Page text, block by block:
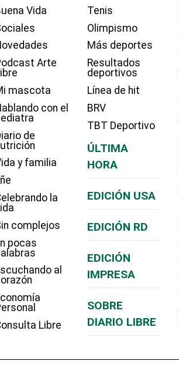
Vida
Arte
mascota
con el
de
y familia
la
complejos
pocas
al
Libre
Tenis
Olimpismo
Más deportes
Resultados
deportivos
Línea de hit
BRV
TBT Deportivo
ÚLTIMA
HORA
EDICIÓN USA
EDICIÓN RD
EDICIÓN
IMPRESA
SOBRE
DIARIO LIBRE